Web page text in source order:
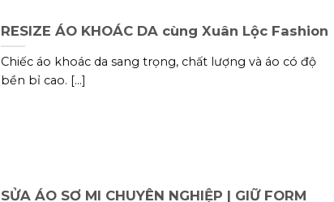
RESIZE ÁO KHOÁC DA cùng Xuân Lộc Fashion
Chiếc áo khoác da sang trọng, chất lượng và áo có độ
bền bỉ cao. [...]
SỬA ÁO SƠ MI CHUYÊN NGHIỆP | GIỮ FORM